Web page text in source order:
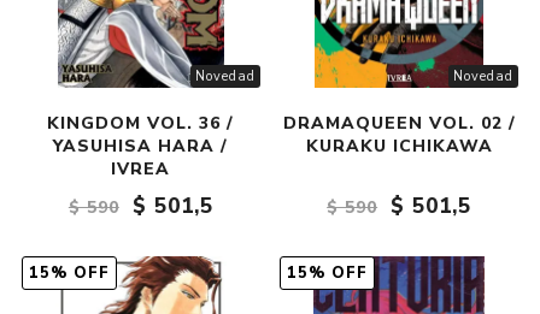
Novedad
KINGDOM VOL. 36 /
YASUHISA HARA /
IVREA
$ 590
$ 501,5
Novedad
DRAMAQUEEN VOL. 02 /
KURAKU ICHIKAWA
$ 590 $ 501,5
15% OFF 15% OFF